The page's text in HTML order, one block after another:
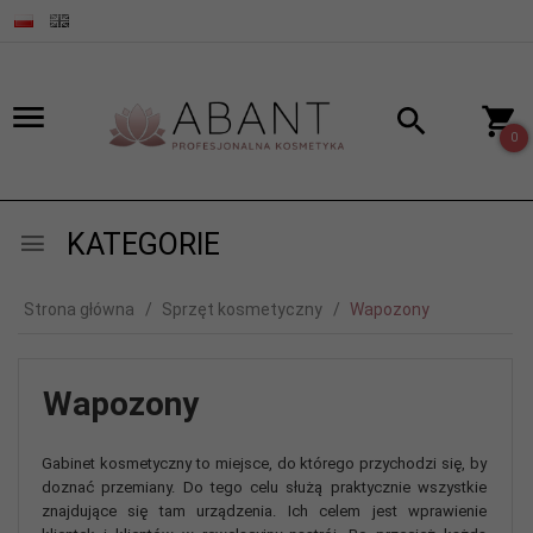
0
KATEGORIE
Strona główna Sprzęt kosmetyczny Wapozony
Wapozony
Gabinet kosmetyczny to miejsce, do którego przychodzi się, by
doznać przemiany. Do tego celu służą praktycznie wszystkie
znajdujące się tam urządzenia. Ich celem jest wprawienie